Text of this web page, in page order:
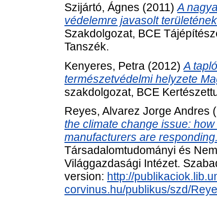
Szijártó, Ágnes (2011)A
védelemre javasolt
Szakdolgozat, BCE
Tanszék.
Kenyeres, Petra (2012)A
természetvédelmi helyzete
szakdolgozat, BCE
Reyes, Alvarez Jorge Andres
the climate change issue:
manufacturers are
Társadalomtudományi és
Világgazdasági Intézet.
version: http://
corvinus.hu/publikus/szd/